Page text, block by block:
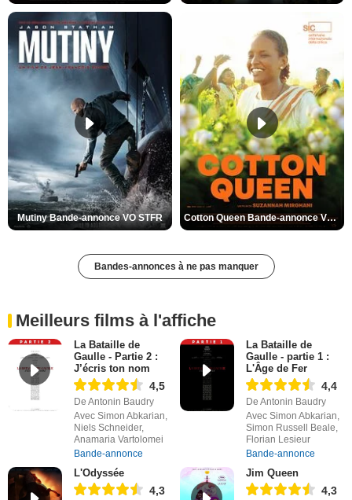
Mutiny Bande-annonce VO STFR Cotton Queen Bande-annonce VO STFR
Bandes-annonces à ne pas manquer
Meilleurs films à l'affiche
La Bataille de
Gaulle - Partie 2 :
J’écris ton nom
4,5
De Antonin Baudry
Avec Simon Abkarian,
Niels Schneider,
Anamaria Vartolomei
Bande-annonce
La Bataille de
Gaulle - partie 1 :
L'Âge de Fer
4,4
De Antonin Baudry
Avec Simon Abkarian,
Simon Russell Beale,
Florian Lesieur
Bande-annonce
L'Odyssée
4,3
Jim Queen
4,3